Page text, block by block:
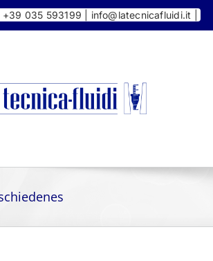
035 593199 | info@latecnicafluidi.it |